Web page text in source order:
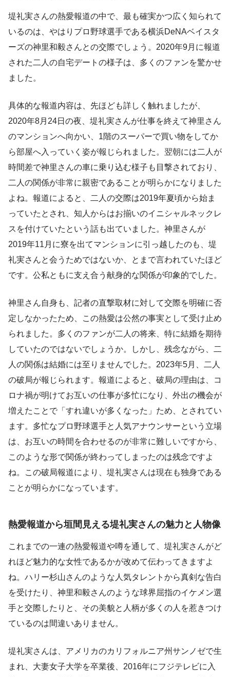
堤礼実さんの熱愛報道の中で、最も確実かつ広く知られて
いるのは、やはりプロ野球選手である横浜DeNAベイスタ
ーズの神里和毅さんとの交際でしょう。2020年9月に報道
された二人の自宅デートの様子は、多くのファンを驚かせ
ました。
具体的な報道内容は、先ほども詳しく触れましたが、
2020年8月24日の夜、堤礼実さんが仕事を終えて神里さん
のマンションへ向かい、1階のスーパーで買い物をしてか
ら部屋へ入っていく姿が報じられました。翌朝には二人が
時間差で神里さんの車に乗り込む様子も目撃されており、
二人の関係が非常に親密であることが明らかになりました
よね。報道によると、二人の交際は2019年夏頃から始ま
っていたとされ、知人からはお揃いのイニシャルネックレ
スを付けていたという話も出ていました。神里さんが
2019年11月に寮を出てマンションに引っ越したのも、堤
礼実さんと会うためではないか、とまで言われていたほど
です。公私ともに支え合う献身的な関係が印象的でした。
神里さん自身も、記者の直撃取材に対して交際を明確に否
定しなかったため、この熱愛は公然の事実として受け止め
られました。多くのファンが二人の将来、特に結婚を期待
していたのではないでしょうか。しかし、残念ながら、二
人の関係は結婚には至りませんでした。2023年5月、二人
の破局が報じられます。報道によると、破局の理由は、コ
ロナ禍が明けてお互いの仕事が多忙になり、外出の機会が
増えたことで「すれ違いが多くなった」ため、とされてい
ます。多忙なプロ野球選手と人気アナウンサーという立場
は、お互いの時間を合わせるのが非常に難しいですから、
このような形で関係が終わってしまったのは残念ですよ
ね。この破局報道により、堤礼実さんは現在も独身である
ことが明らかになっています。
熱愛報道から垣間見える堤礼実さんの魅力と人物像
これまでの一連の熱愛報道や噂を通して、堤礼実さんがど
れほど魅力的な女性であるかが改めて伝わってきますよ
ね。ハリー杉山さんのような人気タレントから真剣な告白
を受けたり、神里和毅さんのような球界屈指のイケメン選
手と交際したりと、その美貌と人柄が多くの人を惹きつけ
ているのは間違いありません。
堤礼実さんは、アメリカのカリフォルニア州サンノゼで生
まれ、大妻女子大学を卒業後、2016年にフジテレビに入